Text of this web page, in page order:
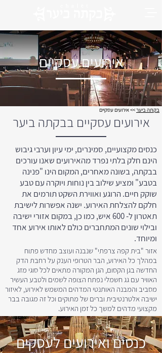
אירועים עסקיים
בקתה ביער>>אירועים עסקיים
אירועים עסקיים בבקתה ביער
כנסים מקצועיים, סמינרים, ימי עיון וערבי גיבוש
הינם חלק בלתי נפרד מהאירועים שאנו עורכים
בבקתה, בשונה מאחרים, המקום הינו "פנינה
בטבע" ומציע שילוב בין נוחות ויוקרה עם טבע
שוקק חיים. הרוגע ואווירת השקט תורמים את
חלקם להצלחת האירוע. ישנה אפשרות לישיבת
תאטרון ל- 600 איש, כמו כן, במקום אזורי ישיבה
ובילוי שונים המתחברים כולם לאותו אירוע אחד
ומיוחד.
אזור "בית קפה צרפתי" שנבנה ועוצב מחדש פתוח
במהלך כל האירוע, הבר הטרופי הענק על רחבת הדק
החדשה בגן הקסום, הגן המקורה מתאים לכל סוגי מזג
האוויר עם גג חשמלי נפתח הצופה לשמים ולטבע העשיר
מסביב והמבנה האותנטי המדהים המשמש לאירוע, לאיזור
ישיבה אלטרנטיבית וברים של מתוקים וכל זה מגובה בבר
מקצועי מדהים למשך כל זמן האירוע.
כנסים ואירועים לעסקים